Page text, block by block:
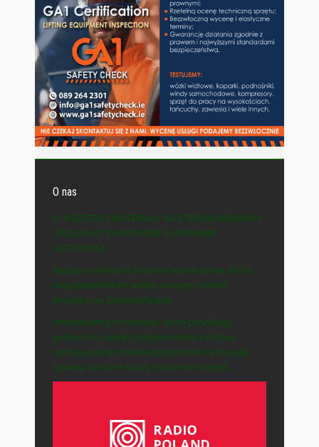
O nas
© WSZYSTKIE MATERIAŁY NA STRONIE WYDAWCY
„POLSKA-IE” CHRONIONE SĄ PRAWEM
AUTORSKIM.
Naszym celem jest prezentowanie spraw, które
mają bezpośredni wpływ na życie polskiej
emigracji na Zielonej Wyspie.
Prezentujemy informacje, które przybliżają
polityczne zasady funkcjonowania państwa,
opisują zasady działania gospodarki i pokazują
sprawy, na które każdy może mieć wpływ.